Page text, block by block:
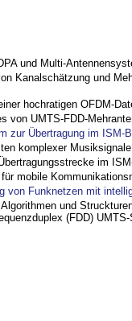
und Multi-
Kanalschätzung und
hochratigen OFDM-
von UMTS-FDD-
zur Übertragung im ISM-
komplexer Musiksignale
im
mobile
von Funknetzen mit
und
(FDD)